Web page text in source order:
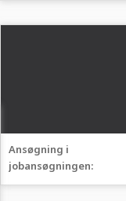
Ansøgning i
jobansøgningen:
Opbygning og struktur